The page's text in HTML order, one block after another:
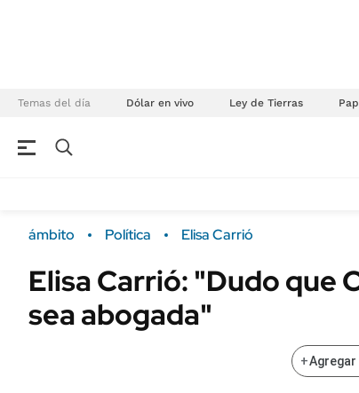
Temas del día Dólar en vivo Ley de Tierras
Campo
FINANZAS
Sustentabilidad
POLÍTICA
ámbito Política Elisa Carrió
Elisa Carrió: "Dudo que
sea abogada"
+Agregar